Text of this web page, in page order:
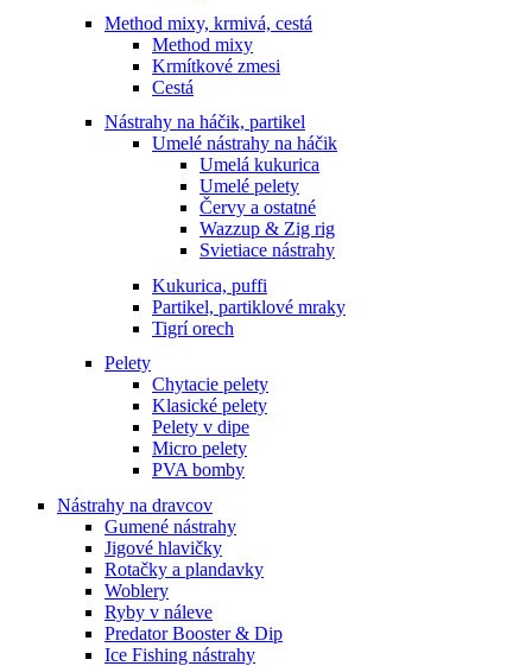
Method mixy, krmivá, cestá
Method mixy
Krmítkové zmesi
Cestá
Nástrahy na háčik, partikel
Umelé nástrahy na háčik
Umelá kukurica
Umelé pelety
Červy a ostatné
Wazzup & Zig rig
Svietiace nástrahy
Kukurica, puffi
Partikel, partiklové mraky
Tigrí orech
Pelety
Chytacie pelety
Klasické pelety
Pelety v dipe
Micro pelety
PVA bomby
Nástrahy na dravcov
Gumené nástrahy
Jigové hlavičky
Rotačky a plandavky
Woblery
Ryby v náleve
Predator Booster & Dip
Ice Fishing nástrahy